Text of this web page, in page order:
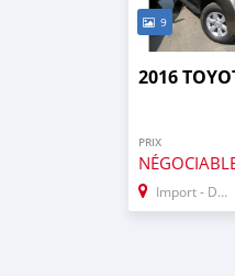
9
2016
PRIX
Import - Dubai